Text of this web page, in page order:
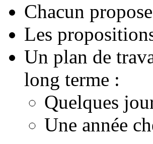
Chacun
Les
Un plan de
long terme :
Quelques
Une année